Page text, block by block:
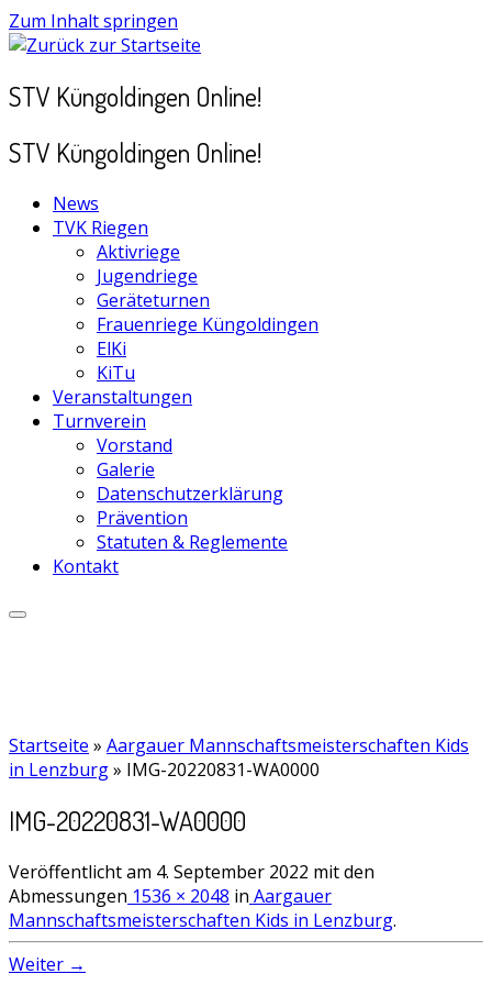
Zum Inhalt springen
STV Küngoldingen Online!
STV Küngoldingen Online!
News
TVK Riegen
Aktivriege
Jugendriege
Geräteturnen
Frauenriege Küngoldingen
ElKi
KiTu
Veranstaltungen
Turnverein
Vorstand
Galerie
Datenschutzerklärung
Prävention
Statuten & Reglemente
Kontakt
Startseite » Aargauer Mannschaftsmeisterschaften Kids
in Lenzburg» IMG-20220831-WA0000
IMG-20220831-WA0000
Veröffentlicht am 4. September 2022 mit den
Abmessungen 1536 × 2048 in Aargauer
Mannschaftsmeisterschaften Kids in Lenzburg.
Weiter →